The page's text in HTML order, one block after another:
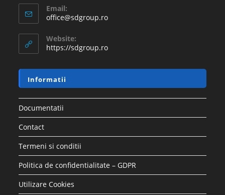
Email:
office@sdgroup.ro
Website:
https://sdgroup.ro
Informatii
Documentatii
Contact
Termeni si conditii
Politica de confidentialitate – GDPR
Utilizare Cookies